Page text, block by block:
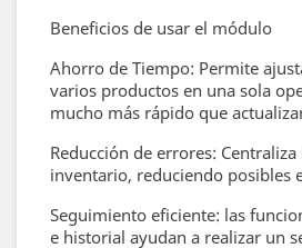
Beneficios de usar el módulo
Ahorro de Tiempo: Permite
varios productos en una sola
mucho más rápido que
Reducción de errores:
inventario, reduciendo posibles
Seguimiento eficiente: las
e historial ayudan a realizar un